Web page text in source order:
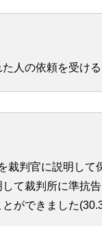
人の依頼を受ける
裁判官に説明して
て裁判所に準抗
ができました